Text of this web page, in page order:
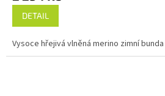
DETAIL
Vysoce hřejivá vlněná merino zimní